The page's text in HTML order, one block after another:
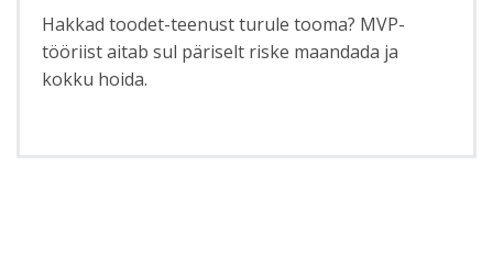
Hakkad toodet-teenust turule tooma? MVP-
tööriist aitab sul päriselt riske maandada ja
kokku hoida.